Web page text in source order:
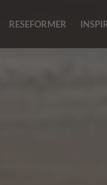
RESEFORMER